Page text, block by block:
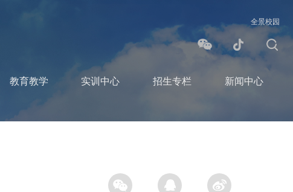
全景校园
教育教学 实训中心 招生专栏 新闻中心